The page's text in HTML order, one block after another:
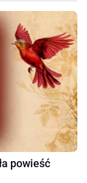
powieść